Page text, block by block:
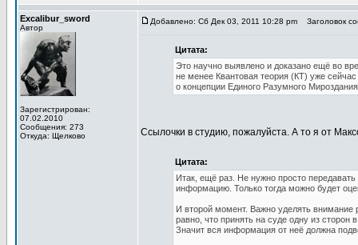
Excalibur_sword
Автор
Зарегистрирован:
07.02.2010
Сообщения: 273
Откуда: Щелково
Добавлено: Сб Дек 03, 2011 10:28 pm Заголовок
Цитата:
Это научно выявлено и доказано ещё во
не менее Квантовая теория (КТ) уже
о концепции Единого Разумного
Ссылочки в студию, пожалуйста. А то я от
Цитата:
Итак, ещё раз. Не нужно просто
информацию. Только тогда можно будет
И второй момент. Важно уделять внимание
равно, что принять на суде одну из
Значит вся информация от неё должна